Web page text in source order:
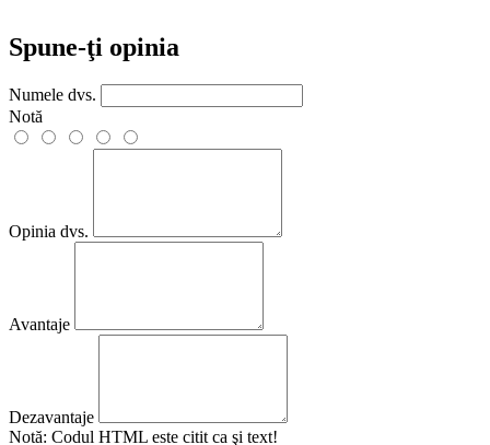
Spune-ţi opinia
Numele dvs.
Notă
Opinia dvs.
Avantaje
Dezavantaje
Notă: Codul HTML este citit ca şi text!